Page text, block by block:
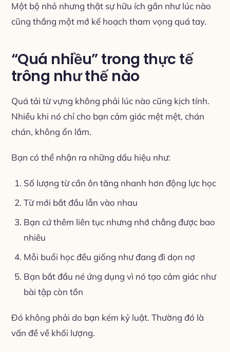
Một bộ nhỏ nhưng thật sự hữu ích gần như lúc nào
cũng thắng một mớ kế hoạch tham vọng quá tay.
“Quá nhiều” trong thực tế
trông như thế nào
Quá tải từ vựng không phải lúc nào cũng kịch tính.
Nhiều khi nó chỉ cho bạn cảm giác mệt mệt, chán
chán, không ổn lắm.
Bạn có thể nhận ra những dấu hiệu như:
Số lượng từ cần ôn tăng nhanh hơn động lực học
Từ mới bắt đầu lẫn vào nhau
Bạn cứ thêm liên tục nhưng nhớ chẳng được bao
nhiêu
Mỗi buổi học đều giống như đang đi dọn nợ
Bạn bắt đầu né ứng dụng vì nó tạo cảm giác như
bài tập còn tồn
Đó không phải do bạn kém kỷ luật. Thường đó là
vấn đề về khối lượng.